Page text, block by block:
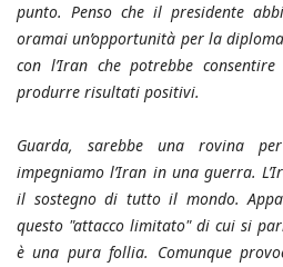
punto. Penso che il presidente
oramai un’opportunità per la
con l’Iran che potrebbe
produrre risultati positivi.
Guarda, sarebbe una rovina
impegniamo l’Iran in una guerra.
il sostegno di tutto il mondo.
questo "attacco limitato" di cui si
è una pura follia. Comunque